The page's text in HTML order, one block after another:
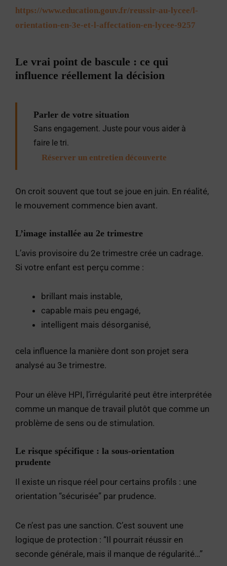
https://www.education.gouv.fr/reussir-au-lycee/l-
orientation-en-3e-et-l-affectation-en-lycee-9257
Le vrai point de bascule : ce qui
influence réellement la décision
Parler de votre situation
Sans engagement. Juste pour vous aider à
faire le tri.
Réserver un entretien découverte
On croit souvent que tout se joue en juin. En réalité,
le mouvement commence bien avant.
L’image installée au 2e trimestre
L’avis provisoire du 2e trimestre crée un cadrage.
Si votre enfant est perçu comme :
brillant mais instable,
capable mais peu engagé,
intelligent mais désorganisé,
cela influence la manière dont son projet sera
analysé au 3e trimestre.
Pour un élève HPI, l’irrégularité peut être interprétée
comme un manque de travail plutôt que comme un
problème de sens ou de stimulation.
Le risque spécifique : la sous-orientation
prudente
Il existe un risque réel pour certains profils : une
orientation “sécurisée” par prudence.
Ce n’est pas une sanction. C’est souvent une
logique de protection : “Il pourrait réussir en
seconde générale, mais il manque de régularité…”